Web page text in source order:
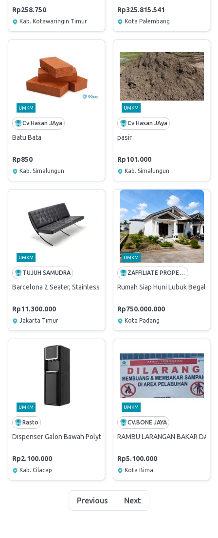
Rp258.750
Kab. Kotawaringin Timur
Rp325.815.541
Kota Palembang
UMKM
Cv Hasan JAya
Batu Bata
Rp850
Kab. Simalungun
UMKM
Cv Hasan JAya
pasir
Rp101.000
Kab. Simalungun
UMKM
TUJUH SAMUDRA
Barcelona 2 Seater, Stainless Steel
Rp11.300.000
Jakarta Timur
UMKM
ZAFFILIATE PROPERTI INDONESIA
Rumah Siap Huni Lubuk Begalung
Rp750.000.000
Kota Padang
UMKM
Rasto
Dispenser Galon Bawah Polytron PWC 615
Rp2.100.000
Kab. Cilacap
UMKM
CV.BONE JAYA
RAMBU LARANGAN BAKAR DAN
Rp5.100.000
Kota Bima
Previous Next